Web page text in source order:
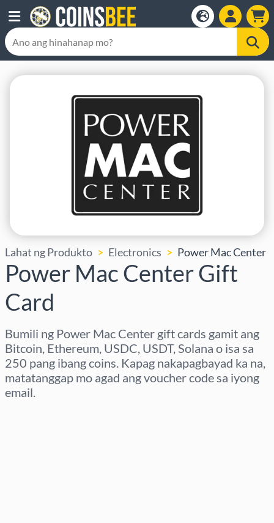
Lahat ng Produkto Electronics Power Mac Center
Power Mac Center Gift
Card
Bumili ng Power Mac Center gift cards gamit ang
Bitcoin, Ethereum, USDC, USDT, Solana o isa sa
250 pang ibang coins. Kapag nakapagbayad ka na,
matatanggap mo agad ang voucher code sa iyong
email.